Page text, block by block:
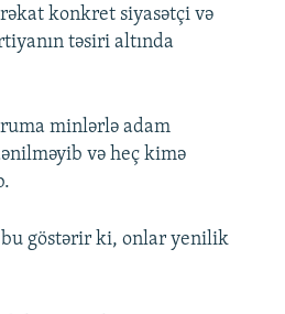
konkret siyasətçi və
təsiri altında
minlərlə adam
və heç kimə
göstərir ki, onlar yenilik